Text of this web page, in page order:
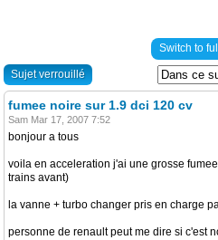
Switch to
Sujet verrouillé
fumee noire sur 1.9 dci 120 cv
Sam Mar 17, 2007 7:52
bonjour a tous
voila en acceleration j'ai une grosse
trains avant)
la vanne + turbo changer pris en charge
personne de renault peut me dire si c'est